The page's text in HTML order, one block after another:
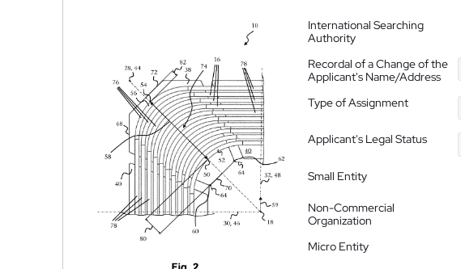
International Searching
Authority
Recordal of a Change of the
Applicant's Name/Address
Type of Assignment
Applicant's Legal Status
Small Entity
Non-Commercial
Organization
Micro Entity